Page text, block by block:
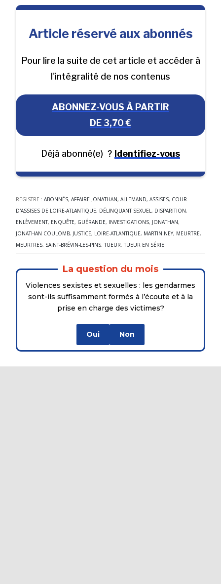
Article réservé aux abonnés
Pour lire la suite de cet article et accéder à
l'intégralité de nos contenus
ABONNEZ-VOUS À PARTIR
DE 3,70 €
Déjà abonné(e) ? Identifiez-vous
REGISTRE :ABONNÉS,AFFAIRE JONATHAN,ALLEMAND,ASSISES, COUR
D'ASSISES DE LOIRE-ATLANTIQUE, DÉLINQUANT SEXUEL, DISPARITION,
ENLÈVEMENT, ENQUÊTE, GUÉRANDE, INVESTIGATIONS, JONATHAN,
JONATHAN COULOMB, JUSTICE, LOIRE-ATLANTIQUE, MARTIN NEY, MEURTRE,
MEURTRES, SAINT-BRÉVIN-LES-PINS,TUEUR,TUEUR EN SÉRIE
La question du mois
Violences sexistes et sexuelles : les gendarmes
sont-ils suffisamment formés à l’écoute et à la
prise en charge des victimes?
Oui Non